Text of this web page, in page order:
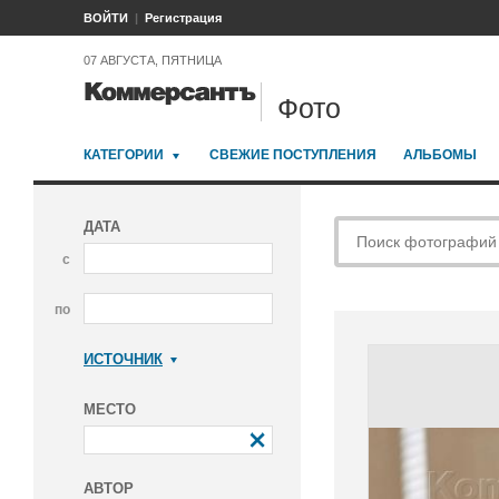
ВОЙТИ Регистрация
07 АВГУСТА, ПЯТНИЦА
Фото
КАТЕГОРИИ СВЕЖИЕ ПОСТУПЛЕНИЯ АЛЬБОМЫ
ДАТА
с
по
ИСТОЧНИК
МЕСТО
АВТОР